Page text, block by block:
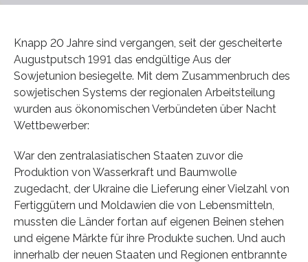
Knapp 20 Jahre sind vergangen, seit der gescheiterte
Augustputsch 1991 das endgültige Aus der
Sowjetunion besiegelte. Mit dem Zusammenbruch des
sowjetischen Systems der regionalen Arbeitsteilung
wurden aus ökonomischen Verbündeten über Nacht
Wettbewerber:
War den zentralasiatischen Staaten zuvor die
Produktion von Wasserkraft und Baumwolle
zugedacht, der Ukraine die Lieferung einer Vielzahl von
Fertiggütern und Moldawien die von Lebensmitteln,
mussten die Länder fortan auf eigenen Beinen stehen
und eigene Märkte für ihre Produkte suchen. Und auch
innerhalb der neuen Staaten und Regionen entbrannte